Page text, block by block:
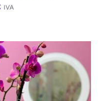
IVA